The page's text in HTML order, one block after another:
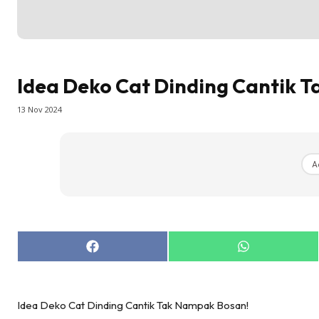
Idea Deko Cat Dinding Cantik
13 Nov 2024
Share
on
Share
on
Idea Deko Cat Dinding Cantik Tak Nampak Bosan!